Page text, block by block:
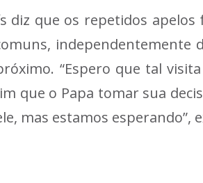
diz que os repetidos
“Espero que tal
que o Papa tomar sua
mas estamos esperando”,